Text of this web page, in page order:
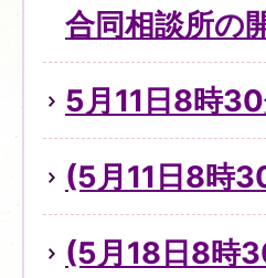
合同相談所の
5月11日8時
(5月11日8時
(5月18日8時